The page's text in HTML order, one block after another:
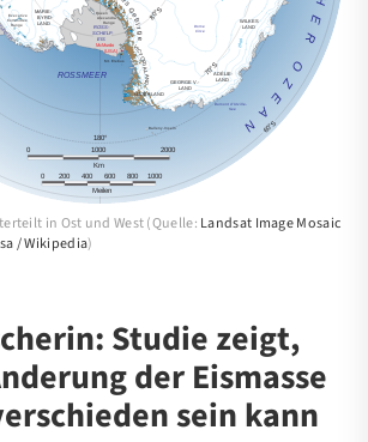
in Ost und West (Quelle: Landsat Image Mosaic
/ Wikipedia)
Studie zeigt,
der Eismasse
sein kann